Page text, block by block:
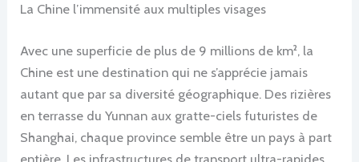
La Chine l’immensité aux multiples visages
Avec une superficie de plus de 9 millions de km², la
Chine est une destination qui ne s’apprécie jamais
autant que par sa diversité géographique. Des rizières
en terrasse du Yunnan aux gratte-ciels futuristes de
Shanghai, chaque province semble être un pays à part
entière. Les infrastructures de transport ultra-rapides